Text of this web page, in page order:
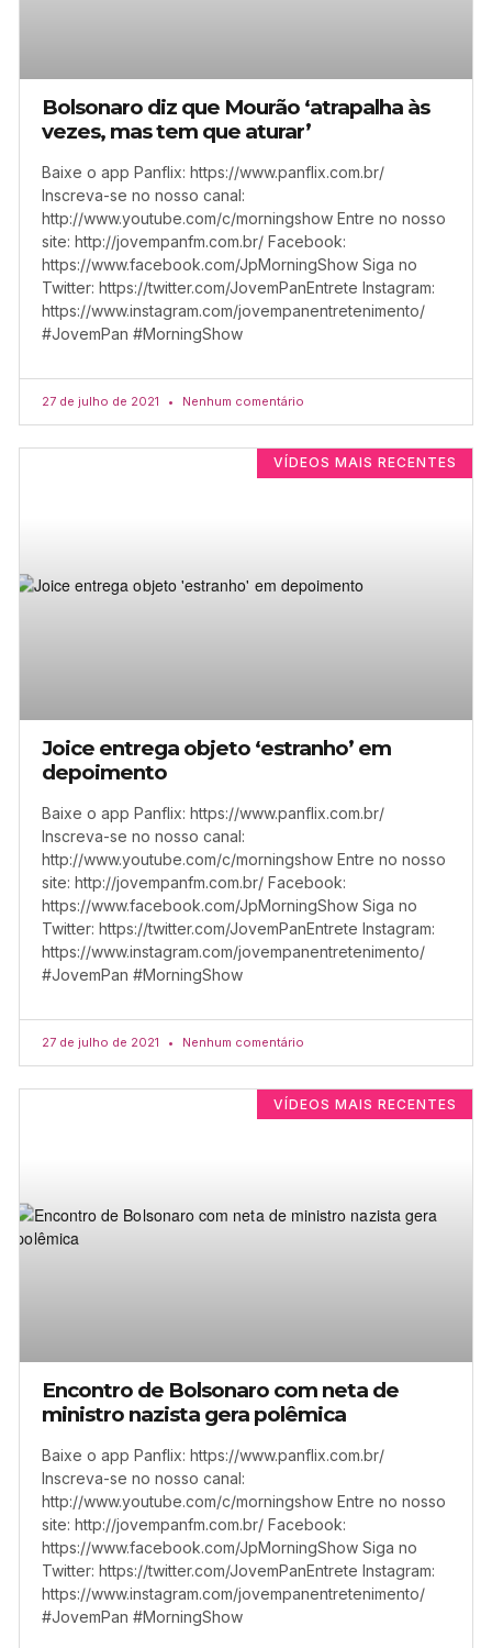
Bolsonaro diz que Mourão ‘atrapalha às
vezes, mas tem que aturar’
Baixe o app Panflix: https://www.panflix.com.br/
Inscreva-se no nosso canal:
http://www.youtube.com/c/morningshow Entre no nosso
site: http://jovempanfm.com.br/ Facebook:
https://www.facebook.com/JpMorningShow Siga no
Twitter: https://twitter.com/JovemPanEntrete Instagram:
https://www.instagram.com/jovempanentretenimento/
#JovemPan #MorningShow
27 de julho de 2021 Nenhum comentário
VÍDEOS MAIS RECENTES
Joice entrega objeto ‘estranho’ em
depoimento
Baixe o app Panflix: https://www.panflix.com.br/
Inscreva-se no nosso canal:
http://www.youtube.com/c/morningshow Entre no nosso
site: http://jovempanfm.com.br/ Facebook:
https://www.facebook.com/JpMorningShow Siga no
Twitter: https://twitter.com/JovemPanEntrete Instagram:
https://www.instagram.com/jovempanentretenimento/
#JovemPan #MorningShow
27 de julho de 2021 Nenhum comentário
VÍDEOS MAIS RECENTES
Encontro de Bolsonaro com neta de
ministro nazista gera polêmica
Baixe o app Panflix: https://www.panflix.com.br/
Inscreva-se no nosso canal:
http://www.youtube.com/c/morningshow Entre no nosso
site: http://jovempanfm.com.br/ Facebook:
https://www.facebook.com/JpMorningShow Siga no
Twitter: https://twitter.com/JovemPanEntrete Instagram:
https://www.instagram.com/jovempanentretenimento/
#JovemPan #MorningShow